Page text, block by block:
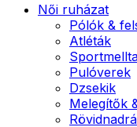
Női ruházat
Pólók &
Atléták
Pulóverek
Dzsekik
Melegítők